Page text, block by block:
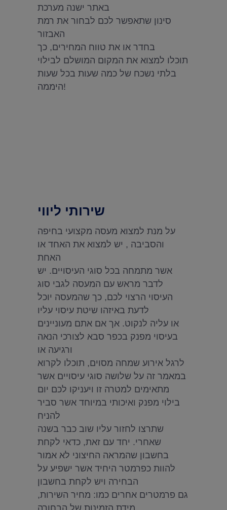
באתר ישנה מערכת
סינון שתאפשר לכם לבחור את רמת
האבזור
בחדר או את טווח המחירים, כך
תוכלו למצוא את המקום המושלם לבילוי
בלתי נשכח של כמה שעות בכל שעות
היממה!
שירותי ליווי
על מנת למצוא מעסה מקצועי בחיפה
והסביבה , יש למצוא את האחד או
האחת
אשר מתמחה בכל סוגי העיסויים. יש
לדבר מראש עם המעסה לגבי סוג
העיסוי הרצוי לכם, כך שהמעסה יוכל
לדעת באיזהו שיטת עיסוי עליו
או עליה לנקוט. אך אם אתם מעוניינים
בעיסוי מפנק בכפר סבא לצורכי הנאה
ורגיעה או
לרגל אירוע שמחה מסוים, תוכלו לקרוא
במאמר זה על שלושה סוגי עיסויים אשר
מתאימים למטרה זו ויעניקו לכם יום
בילוי מפנק ואיכותי במיוחד אשר סביר
להניח
שתרצו לחזור עליו שוב כבר בשנה
שאחרי. יחד עם זאת, כדאי לקחת
בחשבון שהמראה החיצוני לא אמור
להוות כפרמטר היחיד אשר ישפיע על
הבחירה ויש לקחת בחשבון
גם פרמטרים אחרים כמו: מחיר השירות,